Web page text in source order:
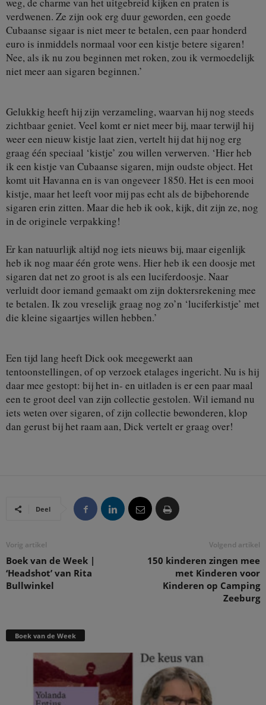
weg, de charme van het uitgebreid kijken en praten is
verdwenen. Ze zijn ook erg duur geworden, een goede
Cubaanse sigaar is niet meer te betalen, een paar honderd
euro is inmiddels normaal voor een kistje betere sigaren!
Nee, als ik nu zou beginnen met roken, zou ik vermoedelijk
niet meer aan sigaren beginnen.’
Gelukkig heeft hij zijn verzameling, waarvan hij nog steeds
zichtbaar geniet. Veel komt er niet meer bij, maar terwijl hij
weer een nieuw kistje laat zien, vertelt hij dat hij nog erg
graag één speciaal ‘kistje’ zou willen verwerven. ‘Hier heb
ik een kistje van Cubaanse sigaren, mijn oudste object. Het
komt uit Havanna en is van ongeveer 1850. Het is een mooi
kistje, maar het leeft voor mij pas echt als de bijbehorende
sigaren erin zitten. Maar die heb ik ook, kijk, dit zijn ze, nog
in de originele verpakking!
Er kan natuurlijk altijd nog iets nieuws bij, maar eigenlijk
heb ik nog maar één grote wens. Hier heb ik een doosje met
sigaren dat net zo groot is als een luciferdoosje. Naar
verluidt door iemand gemaakt om zijn doktersrekening mee
te betalen. Ik zou vreselijk graag nog zo’n ‘luciferkistje’ met
die kleine sigaartjes willen hebben.’
Een tijd lang heeft Dick ook meegewerkt aan
tentoonstellingen, of op verzoek etalages ingericht. Nu is hij
daar mee gestopt: bij het in- en uitladen is er een paar maal
een te groot deel van zijn collectie gestolen. Wil iemand nu
iets weten over sigaren, of zijn collectie bewonderen, klop
dan gerust bij het raam aan, Dick vertelt er graag over!
Deel
Vorig artikel
Boek van de Week |
‘Headshot’ van Rita
Bullwinkel
Volgend artikel
150 kinderen zingen mee
met Kinderen voor
Kinderen op Camping
Zeeburg
Boek van de Week